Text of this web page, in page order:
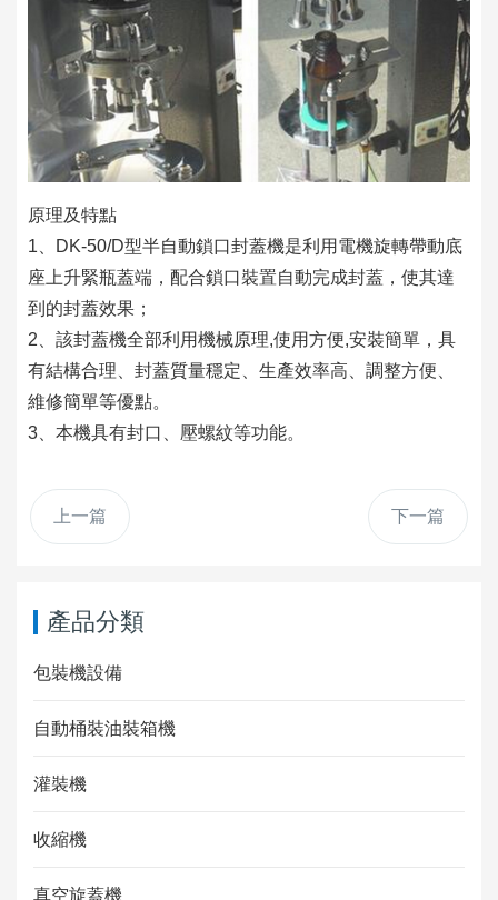
原理及特點
1、DK-50/D型半自動鎖口封蓋機是利用電機旋轉帶動底
座上升緊瓶蓋端，配合鎖口裝置自動完成封蓋，使其達
到的封蓋效果；
2、該封蓋機全部利用機械原理,使用方便,安裝簡單，具
有結構合理、封蓋質量穩定、生產效率高、調整方便、
維修簡單等優點。
3、本機具有封口、壓螺紋等功能。
上一篇 下一篇
產品分類
包裝機設備
自動桶裝油裝箱機
灌裝機
收縮機
真空旋蓋機